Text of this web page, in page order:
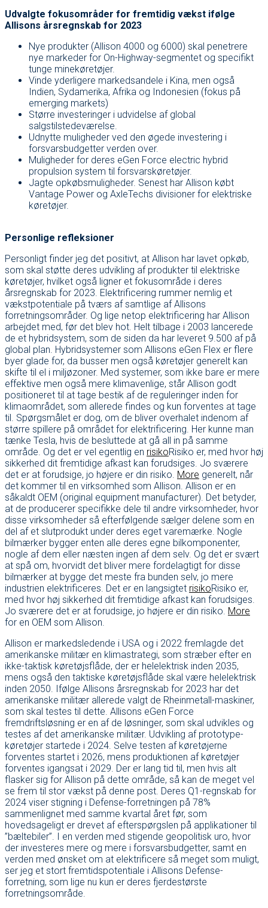
Udvalgte fokusområder for fremtidig vækst ifølge
Allisons årsregnskab for 2023
Nye produkter (Allison 4000 og 6000) skal penetrere
nye markeder for On-Highway-segmentet og specifikt
tunge minekøretøjer.
Vinde yderligere markedsandele i Kina, men også
Indien, Sydamerika, Afrika og Indonesien (fokus på
emerging markets)
Større investeringer i udvidelse af global
salgstilstedeværelse.
Udnytte muligheder ved den øgede investering i
forsvarsbudgetter verden over.
Muligheder for deres eGen Force electric hybrid
propulsion system til forsvarskøretøjer.
Jagte opkøbsmuligheder. Senest har Allison købt
Vantage Power og AxleTechs divisioner for elektriske
køretøjer.
Personlige refleksioner
Personligt finder jeg det positivt, at Allison har lavet opkøb,
som skal støtte deres udvikling af produkter til elektriske
køretøjer, hvilket også ligner et fokusområde i deres
årsregnskab for 2023. Elektrificering rummer nemlig et
vækstpotentiale på tværs af samtlige af Allisons
forretningsområder. Og lige netop elektrificering har Allison
arbejdet med, før det blev hot. Helt tilbage i 2003 lancerede
de et hybridsystem, som de siden da har leveret 9.500 af på
global plan. Hybridsystemer som Allisons eGen Flex er flere
byer glade for, da busser men også køretøjer generelt kan
skifte til el i miljøzoner. Med systemer, som ikke bare er mere
effektive men også mere klimavenlige, står Allison godt
positioneret til at tage bestik af de reguleringer inden for
klimaområdet, som allerede findes og kun forventes at tage
til. Spørgsmålet er dog, om de bliver overhalet indenom af
større spillere på området for elektrificering. Her kunne man
tænke Tesla, hvis de besluttede at gå all in på samme
område. Og det er vel egentlig en risikoRisiko er, med hvor høj
sikkerhed dit fremtidige afkast kan forudsiges. Jo sværere
det er at forudsige, jo højere er din risiko. More generelt, når
det kommer til en virksomhed som Allison. Allison er en
såkaldt OEM (original equipment manufacturer). Det betyder,
at de producerer specifikke dele til andre virksomheder, hvor
disse virksomheder så efterfølgende sælger delene som en
del af et slutprodukt under deres eget varemærke. Nogle
bilmærker bygger enten alle deres egne bilkomponenter,
nogle af dem eller næsten ingen af dem selv. Og det er svært
at spå om, hvorvidt det bliver mere fordelagtigt for disse
bilmærker at bygge det meste fra bunden selv, jo mere
industrien elektrificeres. Det er en langsigtet risikoRisiko er,
med hvor høj sikkerhed dit fremtidige afkast kan forudsiges.
Jo sværere det er at forudsige, jo højere er din risiko. More
for en OEM som Allison.
Allison er markedsledende i USA og i 2022 fremlagde det
amerikanske militær en klimastrategi, som stræber efter en
ikke-taktisk køretøjsflåde, der er helelektrisk inden 2035,
mens også den taktiske køretøjsflåde skal være helelektrisk
inden 2050. Ifølge Allisons årsregnskab for 2023 har det
amerikanske militær allerede valgt de Rheinmetall-maskiner,
som skal testes til dette. Allisons eGen Force
fremdriftsløsning er en af de løsninger, som skal udvikles og
testes af det amerikanske militær. Udvikling af prototype-
køretøjer startede i 2024. Selve testen af køretøjerne
forventes startet i 2026, mens produktionen af køretøjer
forventes igangsat i 2029. Der er lang tid til, men hvis alt
flasker sig for Allison på dette område, så kan de meget vel
se frem til stor vækst på denne post. Deres Q1-regnskab for
2024 viser stigning i Defense-forretningen på 78%
sammenlignet med samme kvartal året før, som
hovedsageligt er drevet af efterspørgslen på applikationer til
”bæltebiler”. I en verden med stigende geopolitisk uro, hvor
der investeres mere og mere i forsvarsbudgetter, samt en
verden med ønsket om at elektrificere så meget som muligt,
ser jeg et stort fremtidspotentiale i Allisons Defense-
forretning, som lige nu kun er deres fjerdestørste
forretningsområde.